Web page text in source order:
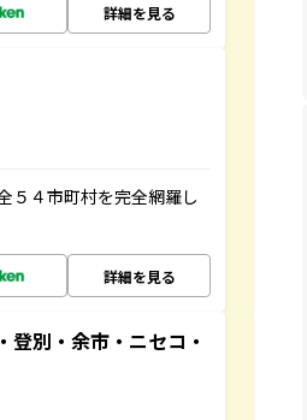
詳細を見る
５４市町村を完全網羅し
詳細を見る
別・余市・ニセコ・